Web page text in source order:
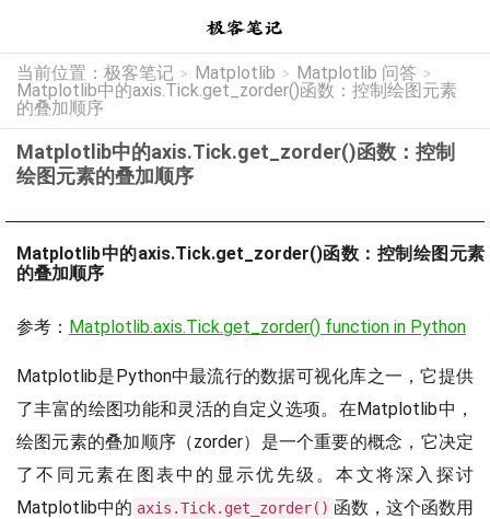
当前位置： 极客笔记 > Matplotlib > Matplotlib 问答 >
Matplotlib中的axis.Tick.get_zorder()函数：控制绘图元素
的叠加顺序
Matplotlib中的axis.Tick.get_zorder()函数：控制
绘图元素的叠加顺序
Matplotlib中的axis.Tick.get_zorder()函数：控制绘图元素
的叠加顺序
参考： Matplotlib.axis.Tick.get_zorder() function in Python
Matplotlib是Python中最流行的数据可视化库之一，它提供
了丰富的绘图功能和灵活的自定义选项。在Matplotlib中，
绘图元素的叠加顺序（zorder）是一个重要的概念，它决定
了不同元素在图表中的显示优先级。本文将深入探讨
Matplotlib中的 axis.Tick.get_zorder() 函数，这个函数用